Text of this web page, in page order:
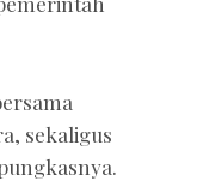
sekaligus